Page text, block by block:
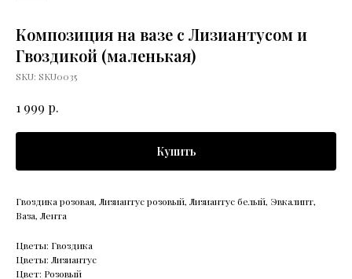
Композиция на вазе с Лизиантусом и
Гвоздикой (маленькая)
SKU: SKU0035
1 999 р.
Купить
Гвоздика розовая, Лизиантус розовый, Лизиантус белый, Эвкалипт,
Ваза, Лента
Цветы: Гвоздика
Цветы: Лизиантус
Цвет: Розовый